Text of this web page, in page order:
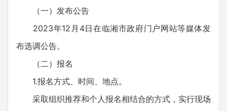
（一）发布公告
2023年12月4日在临湘市政府门户网站等媒体发
布选调公告。
（二）报名
1.报名方式、时间、地点。
采取组织推荐和个人报名相结合的方式，实行现场